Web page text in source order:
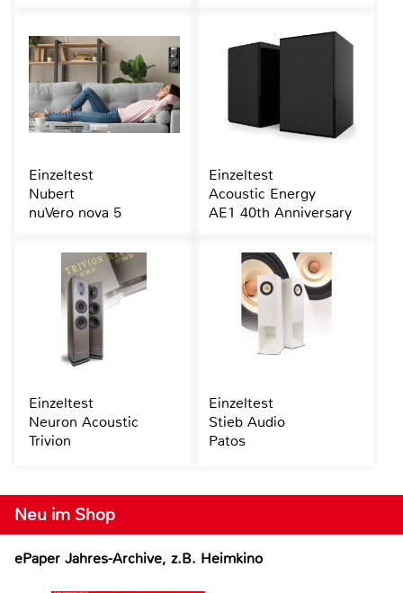
Neu im Shop
ePaper Jahres-Archive, z.B. Heimkino
Einzeltest
Nubert
nuVero nova 5
Einzeltest
Acoustic Energy
AE1 40th Anniversary
Einzeltest
Neuron Acoustic
Trivion
Einzeltest
Stieb Audio
Patos